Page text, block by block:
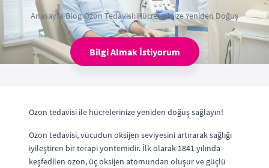
Anasayfa›Blog›Ozon Tedavisi: Hücrelerinize Yeniden Doğuş
Bilgi Almak İstiyorum
Ozon tedavisi ile hücrelerinize yeniden doğuş sağlayın!
Ozon tedavisi, vücudun oksijen seviyesini artırarak sağlığı
iyileştiren bir terapi yöntemidir. İlk olarak 1841 yılında
keşfedilen ozon, üç oksijen atomundan oluşur ve güçlü